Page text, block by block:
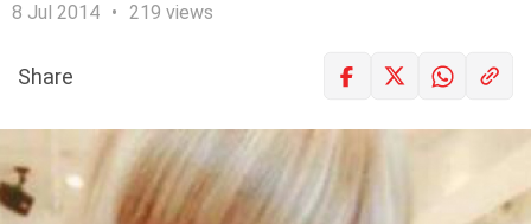
8 Jul 2014 219 views
LOGIN
Share